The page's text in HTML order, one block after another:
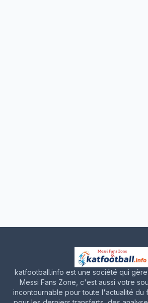
katfootball.info est une société qui
Messi Fans Zone, c'est aussi votre
incontournable pour toute l'actualité du